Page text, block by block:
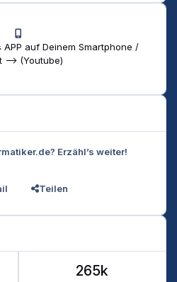
auf Deinem Smartphone /
--> (Youtube)
Erzähl’s weiter!
Teilen
265k